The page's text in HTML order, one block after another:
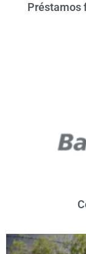
Préstamos